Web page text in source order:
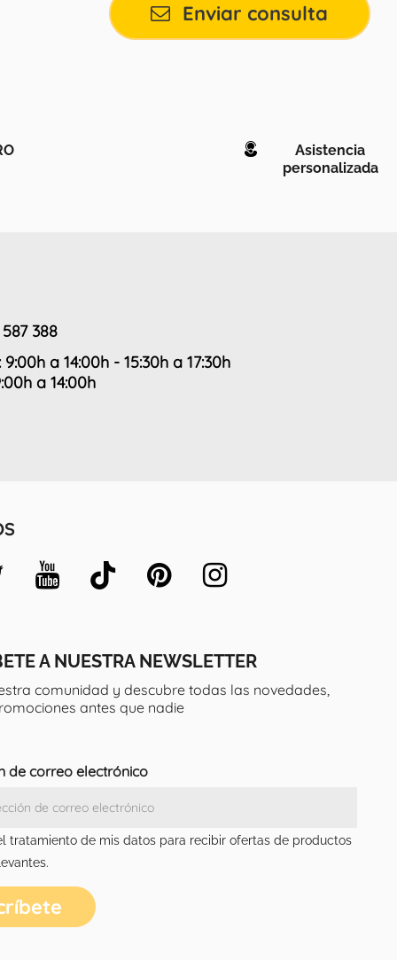
Enviar consulta
Asistencia
personalizada
587 388
9:00h a 14:00h - 15:30h a 17:30h
a 14:00h
A NUESTRA NEWSLETTER
comunidad y descubre todas las novedades,
antes que nadie
de correo electrónico
tratamiento de mis datos para recibir ofertas de productos